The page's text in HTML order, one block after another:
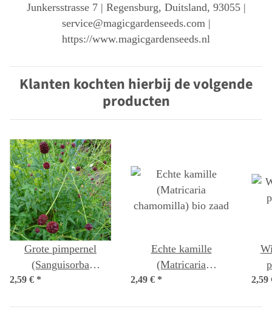
Junkersstrasse 7 | Regensburg, Duitsland, 93055 |
service@magicgardenseeds.com |
https://www.magicgardenseeds.nl
Klanten kochten hierbij de volgende
producten
Grote pimpernel
(Sanguisorba
officinalis) zaden
2,59 € *
Echte kamille
(Matricaria
chamomilla) bio zaad
2,49 € * 2,59